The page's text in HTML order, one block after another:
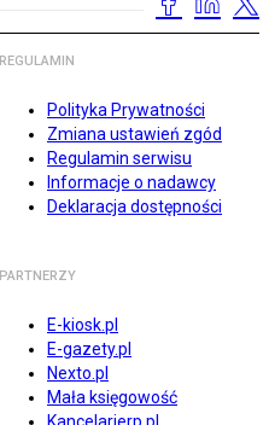
REGULAMIN
Polityka Prywatności
Zmiana ustawień zgód
Regulamin serwisu
Informacje o nadawcy
Deklaracja dostępności
PARTNERZY
E-kiosk.pl
E-gazety.pl
Nexto.pl
Mała księgowość